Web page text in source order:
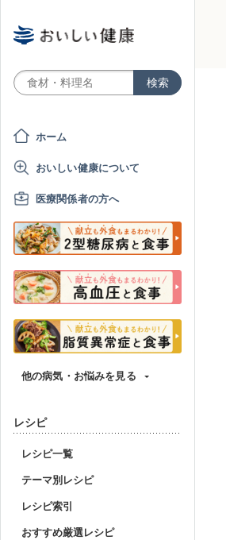
ホーム
おいしい健康について
医療関係者の方へ
他の病気・お悩みを見る
レシピ
レシピ一覧
テーマ別レシピ
レシピ索引
おすすめ厳選レシピ